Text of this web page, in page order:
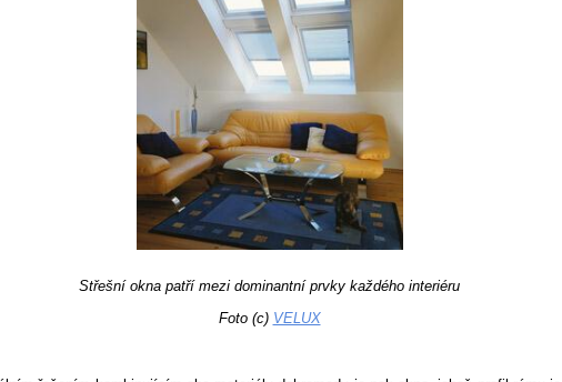
Střešní okna patří mezi dominantní prvky každého interiéru
Foto (c) VELUX